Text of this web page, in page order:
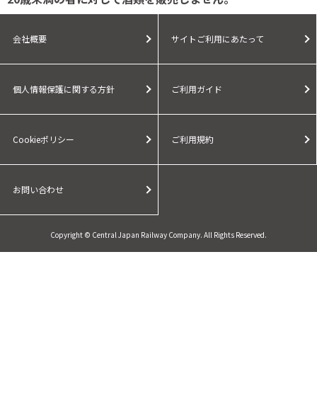
会社概要 サイトご利用にあたって
個人情報保護に関する方針 ご利用ガイド
Cookieポリシー ご利用規約
お問い合わせ
Copyright © Central Japan Railway Company. All Rights Reserved.